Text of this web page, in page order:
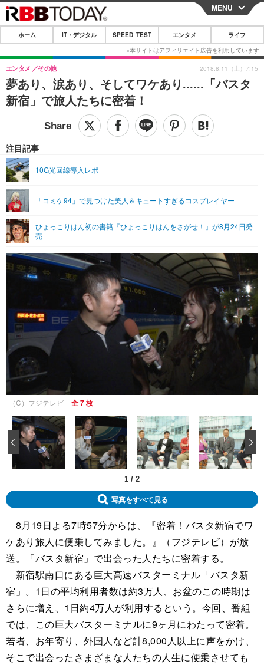
CLOSE
ホーム
IT・デジタル
IT・デジタルTOP スマートフォン
ショッピング その他
SPEED TEST
エンタメTOP 映画・ドラマ
グラビア ブログ
ショッピング その他
ライフTOP
リリース一覧
プッシュ通知の停止方法
MENU
ホーム IT・デジタル SPEED TEST エンタメ ライフ
夢あり、涙あり、そしてワケあり......「バスタ
新宿」で旅人たちに密着！
エンタメ その他
注目記事
10G光回線導入レポ
「コミケ94」で見つけた美人＆キュートすぎるコスプレイヤー
ひょっこりはん初の書籍『ひょっこりはんをさがせ！』が8月24日発
売
2018.8.11（土）7:15
（C）フジテレビ 全 7 枚
1 / 2
‹
写真をすべて見る
8月19日よる7時57分からは、『密着！バスタ新宿でワ
ケあり旅人に便乗してみました。』（フジテレビ）が放
送。「バスタ新宿」で出会った人たちに密着する。
新宿駅南口にある巨大高速バスターミナル「バスタ新
宿」。1日の平均利用者数は約3万人、お盆のこの時期は
さらに増え、1日約4万人が利用するという。今回、番組
では、この巨大バスターミナルに9ヶ月にわたって密着。
若者、お年寄り、外国人など計8,000人以上に声をかけ、
そこで出会ったさまざまな人たちの人生に便乗させても